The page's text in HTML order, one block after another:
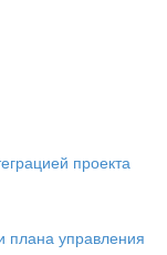
проекта
плана управления